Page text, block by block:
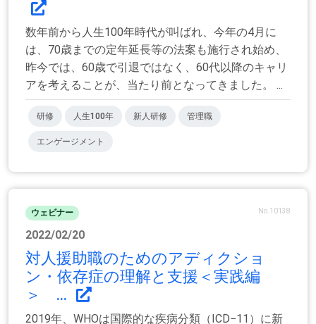
数年前から人生100年時代が叫ばれ、今年の4月に
は、70歳までの定年延長等の法案も施行され始め、
昨今では、60歳で引退ではなく、60代以降のキャリ
アを考えることが、当たり前となってきました。 ...
研修 人生100年 新人研修 管理職
エンゲージメント
ウェビナー No.10138
2022/02/20
対人援助職のためのアディクショ
ン・依存症の理解と支援＜実践編
＞ ...
2019年、WHOは国際的な疾病分類（ICD−11）に新